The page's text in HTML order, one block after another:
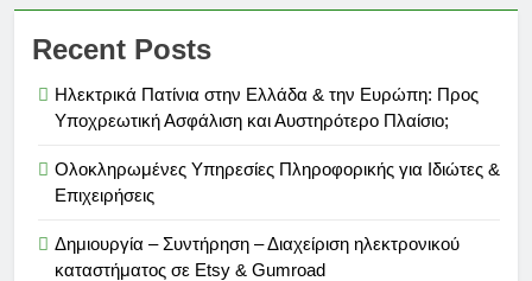
Recent Posts
Ηλεκτρικά Πατίνια στην Ελλάδα & την Ευρώπη: Προς
Υποχρεωτική Ασφάλιση και Αυστηρότερο Πλαίσιο;
Ολοκληρωμένες Υπηρεσίες Πληροφορικής για Ιδιώτες &
Επιχειρήσεις
Δημιουργία – Συντήρηση – Διαχείριση ηλεκτρονικού
καταστήματος σε Etsy & Gumroad